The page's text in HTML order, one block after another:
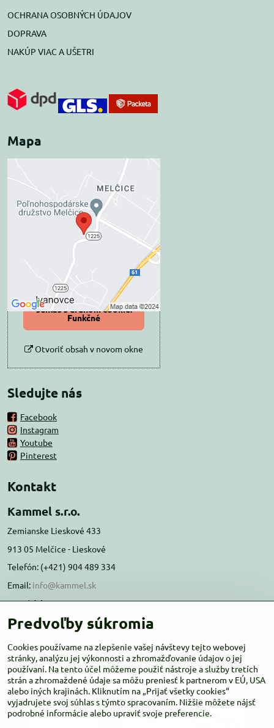
OCHRANA OSOBNÝCH ÚDAJOV
DOPRAVA
NAKÚP VIAC A UŠETRI
Mapa
Externý obsah je
blokovaný Voľbami
súkromia
Prajete si načítať externý obsah?
Povoliť tentokrát
Povoliť a zapamätať -
súhlas s druhom cookie:
Funkčné
Otvoriť obsah v novom okne
Sledujte nás
Facebook
Instagram
Youtube
Pinterest
Kontakt
Kammel s.r.o.
Zemianske Lieskové 433
913 05 Melčice - Lieskové
Telefón: (+421) 904 489 334
Email: info@kammel.sk
Prevádzka:
Administratívna budova PD Melčice
Otváracie hodiny:PO-ŠT 8:00 - 16:00
PIA-NE Zatvorené
Predvoľby súkromia
Cookies používame na zlepšenie vašej návštevy tejto webovej
stránky, analýzu jej výkonnosti a zhromažďovanie údajov o jej
používaní. Na tento účel môžeme použiť nástroje a služby tretích
strán a zhromaždené údaje sa môžu preniesť k partnerom v EÚ, USA
alebo iných krajinách. Kliknutím na „Prijať všetky cookies“
vyjadrujete svoj súhlas s týmto spracovaním. Nižšie môžete nájsť
podrobné informácie alebo upraviť svoje preferencie.